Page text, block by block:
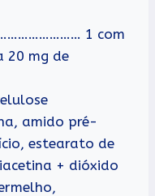
1 com
20 mg de
amido pré-
estearato de
+ dióxido